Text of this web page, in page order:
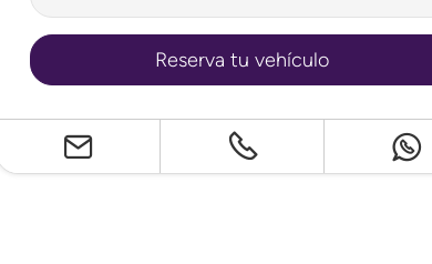
Reserva tu vehículo